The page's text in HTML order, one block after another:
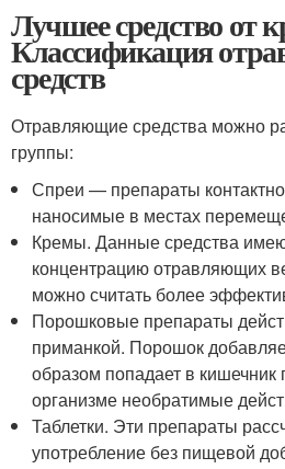
Лучшее средство от
Классификация
средств
Отравляющие средства можно
группы:
Спреи — препараты
наносимые в местах
Кремы. Данные средства
концентрацию отравляющих
можно считать более
Порошковые препараты
приманкой. Порошок
образом попадает в
организме необратимые
Таблетки. Эти препараты
употребление без пищевой